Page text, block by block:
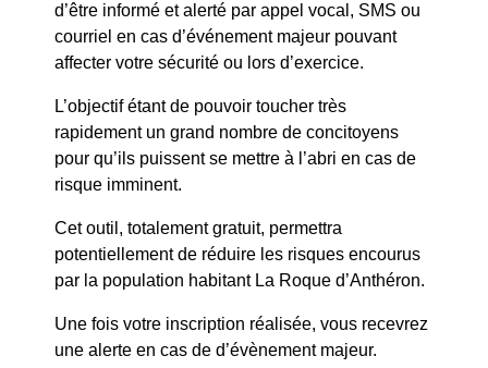
PRÉCÉDENT
N° 14/25 Approbation des tarifs relatifs aux droits
d’entrées de l’Abbaye de Silvacane au 1er Avril 2025
de Maître BESSET dans l’affaire opposant la
commune à la SCI LE JARDIN DU LOUP
d’être informé et alerté par appel vocal, SMS ou
courriel en cas d’événement majeur pouvant
affecter votre sécurité ou lors d’exercice.
L’objectif étant de pouvoir toucher très
rapidement un grand nombre de concitoyens
pour qu’ils puissent se mettre à l’abri en cas de
risque imminent.
Cet outil, totalement gratuit, permettra
potentiellement de réduire les risques encourus
par la population habitant La Roque d’Anthéron.
Une fois votre inscription réalisée, vous recevrez
une alerte en cas de d’évènement majeur.